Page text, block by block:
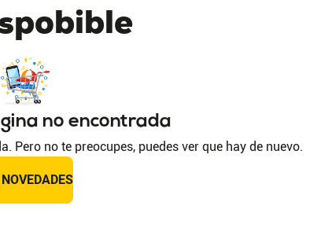
no encontrada
Pero no te preocupes, puedes ver que hay de nuevo.